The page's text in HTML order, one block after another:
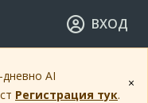
ВХОД
×
AI
Регистрация тук.